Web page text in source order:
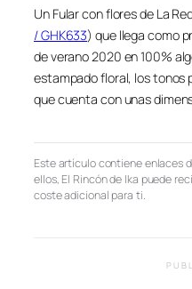
Un Fular con flores de La
/ GHK633) que llega como
de verano 2020 en 100%
estampado floral, los tonos
que cuenta con unas
Este artículo contiene enlaces
ellos, El Rincón de Ika puede
coste adicional para ti.